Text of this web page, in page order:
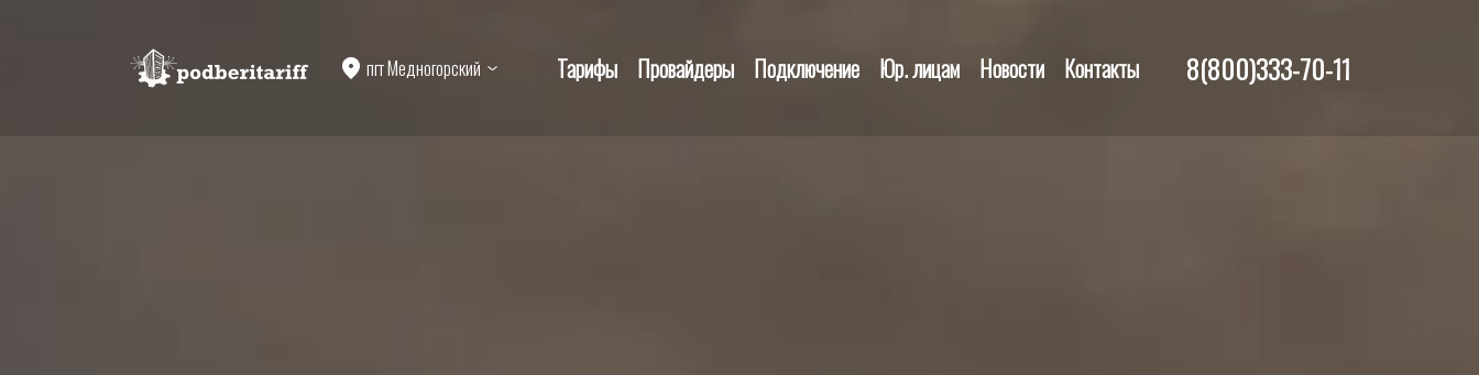
пгт Медногорский Тарифы Провайдеры Подключение Юр. лицам Новости Контакты 8(800)333-70-11